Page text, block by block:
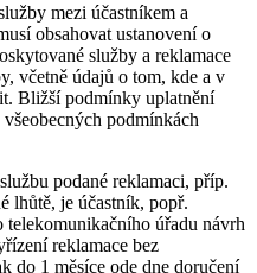
mezi účastníkem a
obsahovat ustanovení o
služby a reklamace
včetně údajů o tom, kde a v
Bližší podmínky uplatnění
podmínkách
podané reklamaci, příp.
lhůtě, je účastník, popř.
telekomunikačního úřadu návrh
reklamace bez
do 1 měsíce ode dne doručení